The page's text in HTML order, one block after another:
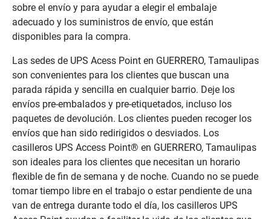
sobre el envío y para ayudar a elegir el embalaje
adecuado y los suministros de envío, que están
disponibles para la compra.
Las sedes de UPS Acess Point en GUERRERO, Tamaulipas
son convenientes para los clientes que buscan una
parada rápida y sencilla en cualquier barrio. Deje los
envíos pre-embalados y pre-etiquetados, incluso los
paquetes de devolución. Los clientes pueden recoger los
envíos que han sido redirigidos o desviados. Los
casilleros UPS Access Point® en GUERRERO, Tamaulipas
son ideales para los clientes que necesitan un horario
flexible de fin de semana y de noche. Cuando no se puede
tomar tiempo libre en el trabajo o estar pendiente de una
van de entrega durante todo el día, los casilleros UPS